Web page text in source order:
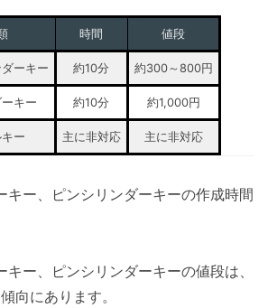
時間 値段
ーキー 約10分 約300～800円
キー 約10分 約1,000円
ー 主に非対応 主に非対応
キー、ピンシリンダーキーの作成時間
ー、ピンシリンダーキーの値段は、
向にあります。